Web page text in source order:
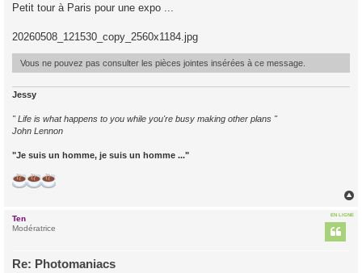
s
g
e
Petit tour à Paris pour une expo ...
20260508_121530_copy_2560x1184.jpg
Vous ne pouvez pas consulter les pièces jointes insérées à ce message.
Jessy
" Life is what happens to you while you're busy making other plans "
John Lennon
"Je suis un homme, je suis un homme ..."
EN LIGNE
Ten
Modératrice
Re: Photomaniacs